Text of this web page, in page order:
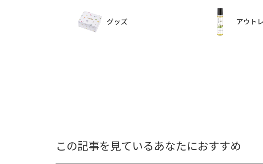
グッズ アウト
この記事を見ているあなたにおすすめ